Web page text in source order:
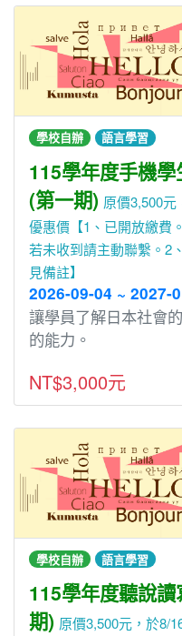
學校自辦 語言學習
115學年度手機
(第一期) 原價3,500
優惠價【1、已開放繳費
若未收到請主動聯繫。2
見備註】
2026-09-04 ~ 2027-
讓學員了解日本社會
的能力。
NT$3,000元
學校自辦 語言學習
115學年度聽說
期) 原價3,500元，於8/